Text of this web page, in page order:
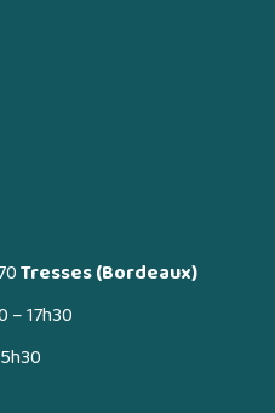
Tresses (Bordeaux)
– 17h30